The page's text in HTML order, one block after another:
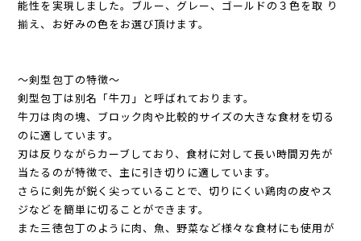
能性を実現しました。ブルー、グレー、ゴールドの３色を取 り
揃え、お好みの色をお選び頂けます。
〜剣型包丁の特徴〜
剣型包丁は別名「牛刀」と呼ばれております。
牛刀は肉の塊、ブロック肉や比較的サイズの大きな食材を切る
のに適しています。
刃は反りながらカーブしており、食材に対して長い時間刃先が
当たるのが特徴で、主に引き切りに適しています。
さらに剣先が鋭く尖っていることで、切りにくい鶏肉の皮やス
ジなどを簡単に切ることができます。
また三徳包丁のように肉、魚、野菜など様々な食材にも使用が